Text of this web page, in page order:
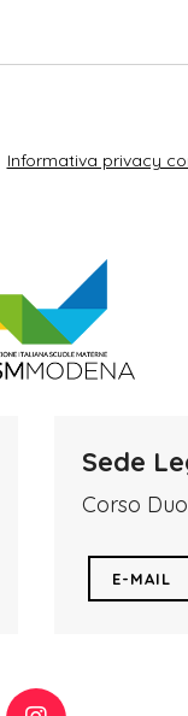
Informativa privacy
Sede
Corso
E-MAIL